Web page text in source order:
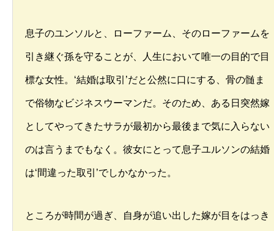
息子のユンソルと、ローファーム、そのローファームを
引き継ぐ孫を守ることが、人生において唯一の目的で目
標な女性。‘結婚は取引’だと公然に口にする、骨の髄ま
で俗物なビジネスウーマンだ。そのため、ある日突然嫁
としてやってきたサラが最初から最後まで気に入らない
のは言うまでもなく。彼女にとって息子ユルソンの結婚
は‘間違った取引’でしかなかった。
ところが時間が過ぎ、自身が追い出した嫁が目をはっき